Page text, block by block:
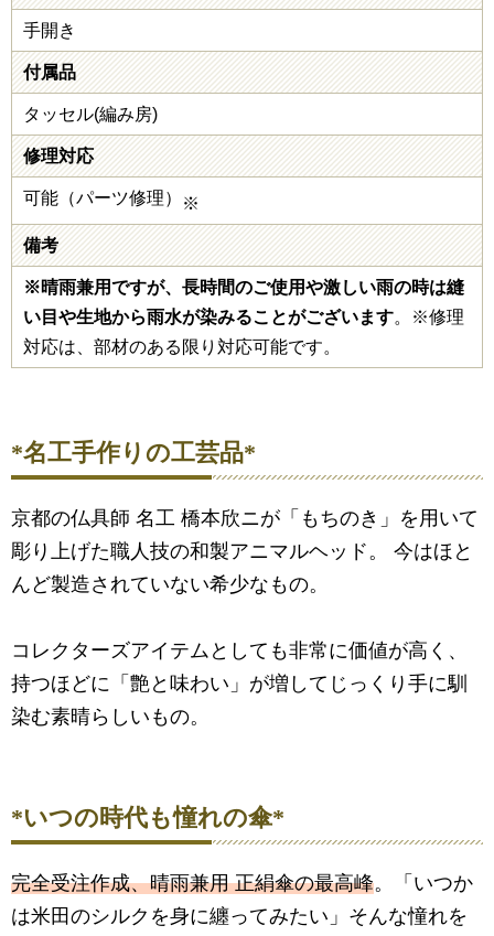
手開き
付属品
タッセル(編み房)
修理対応
可能（パーツ修理） ※
備考
※晴雨兼用ですが、長時間のご使用や激しい雨の時は縫
い目や生地から雨水が染みることがございます。※修理
対応は、部材のある限り対応可能です。
*名工手作りの工芸品*
京都の仏具師 名工 橋本欣ニが「もちのき」を用いて
彫り上げた職人技の和製アニマルヘッド。 今はほと
んど製造されていない希少なもの。
コレクターズアイテムとしても非常に価値が高く、
持つほどに「艶と味わい」が増してじっくり手に馴
染む素晴らしいもの。
*いつの時代も憧れの傘*
完全受注作成、晴雨兼用 正絹傘の最高峰。「いつか
は米田のシルクを身に纏ってみたい」そんな憧れを